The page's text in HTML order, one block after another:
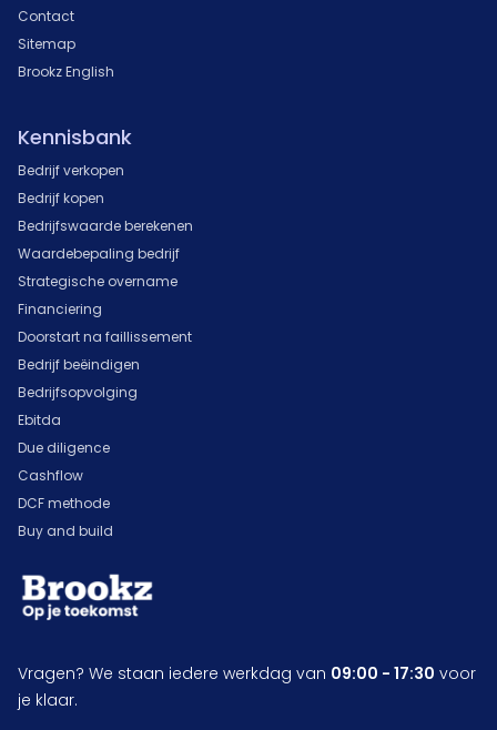
Contact
Sitemap
Brookz English
Kennisbank
Bedrijf verkopen
Bedrijf kopen
Bedrijfswaarde berekenen
Waardebepaling bedrijf
Strategische overname
Financiering
Doorstart na faillissement
Bedrijf beëindigen
Bedrijfsopvolging
Ebitda
Due diligence
Cashflow
DCF methode
Buy and build
Vragen? We staan iedere werkdag van 09:00 - 17:30 voor
je klaar.